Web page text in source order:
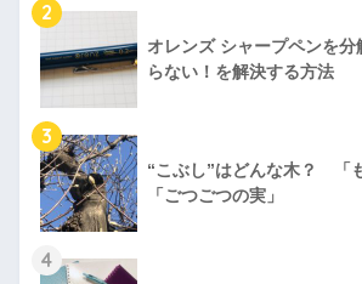
2
オレンズ シャープペンを分
らない！を解決する方法
3
“こぶし”はどんな木？ 「
「ごつごつの実」
4